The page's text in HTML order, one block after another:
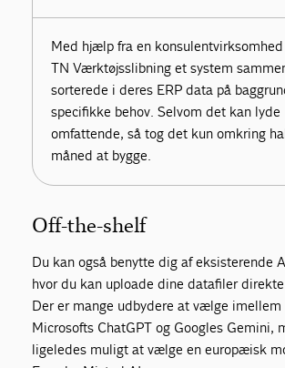
Med hjælp fra en
TN Værktøjsslibning et system
sorterede i deres ERP data på
specifikke behov. Selvom det kan lyde
omfattende, så tog det kun omkring
måned at bygge.
Off-the-shelf
Du kan også benytte dig af eksisterende
hvor du kan uploade dine datafiler
Der er mange udbydere at vælge imellem
Microsofts ChatGPT og Googles Gemini,
ligeledes muligt at vælge en europæisk